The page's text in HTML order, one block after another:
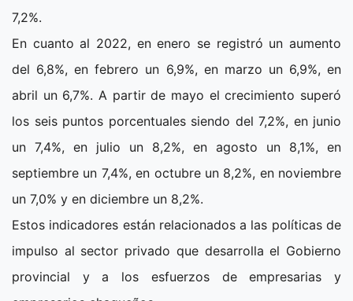
7,2%.
En cuanto al 2022, en enero se registró un aumento
del 6,8%, en febrero un 6,9%, en marzo un 6,9%, en
abril un 6,7%. A partir de mayo el crecimiento superó
los seis puntos porcentuales siendo del 7,2%, en junio
un 7,4%, en julio un 8,2%, en agosto un 8,1%, en
septiembre un 7,4%, en octubre un 8,2%, en noviembre
un 7,0% y en diciembre un 8,2%.
Estos indicadores están relacionados a las políticas de
impulso al sector privado que desarrolla el Gobierno
provincial y a los esfuerzos de empresarias y